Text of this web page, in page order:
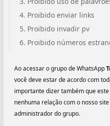
Proibido enviar links
Proibido invadir pv
Proibido números
Ao acessar o grupo de WhatsApp
você deve estar de acordo com
importante dizer também que
nenhuma relação com o nosso
administrador do grupo.